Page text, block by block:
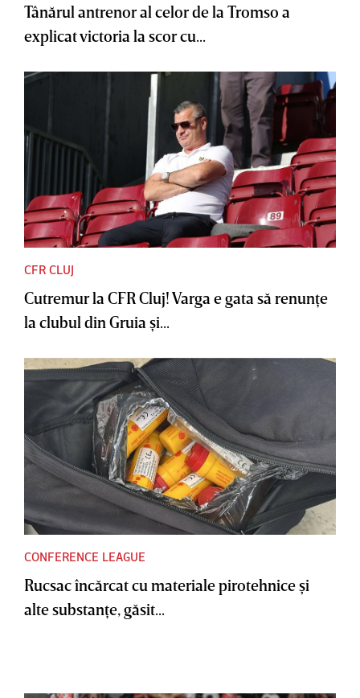
Tânărul antrenor al celor de la Tromso a
explicat victoria la scor cu...
CFR CLUJ
Cutremur la CFR Cluj! Varga e gata să renunţe
la clubul din Gruia şi...
CONFERENCE LEAGUE
Rucsac încărcat cu materiale pirotehnice şi
alte substanţe, găsit...